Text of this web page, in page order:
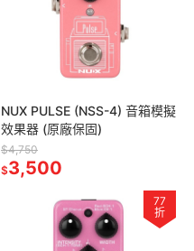
NUX PULSE (NSS-4) 音箱模擬
效果器 (原廠保固)
$4,750
$3,500
77
折